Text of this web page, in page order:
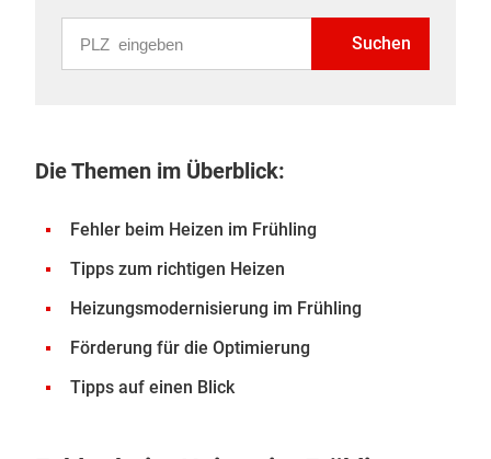
Suchen
Die Themen im Überblick:
Fehler beim Heizen im Frühling
Tipps zum richtigen Heizen
Heizungsmodernisierung im Frühling
Förderung für die Optimierung
Tipps auf einen Blick